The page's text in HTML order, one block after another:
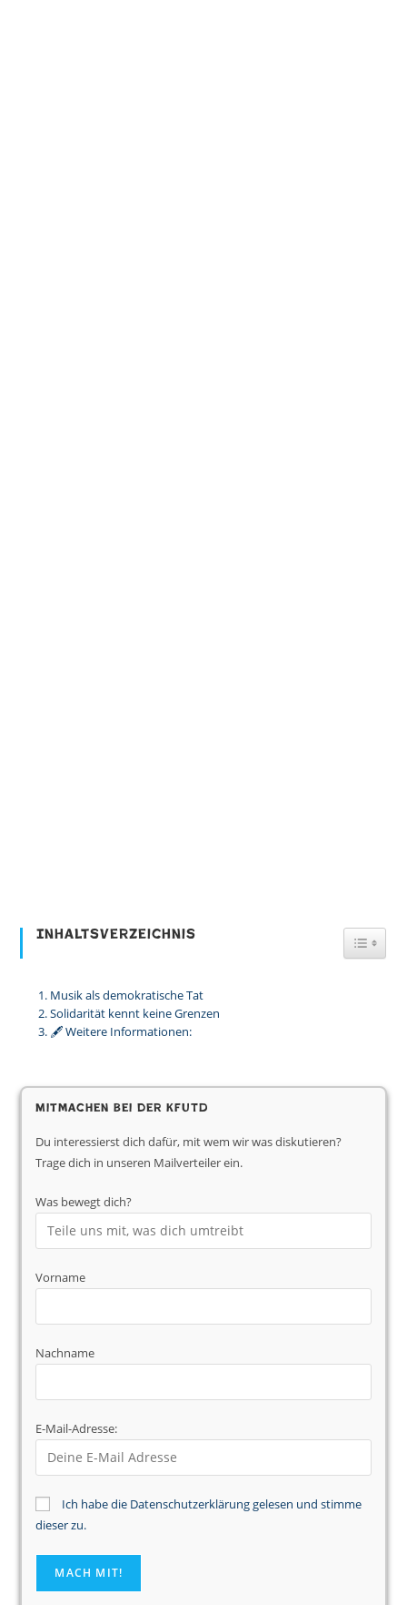
Inhaltsverzeichnis
Musik als demokratische Tat
Solidarität kennt keine Grenzen
🖋️ Weitere Informationen:
Mitmachen bei der KfUTD
Du interessierst dich dafür, mit wem wir was diskutieren?
Trage dich in unseren Mailverteiler ein.
Was bewegt dich?
Vorname
Nachname
E-Mail-Adresse:
Ich habe die Datenschutzerklärung gelesen und stimme
dieser zu.